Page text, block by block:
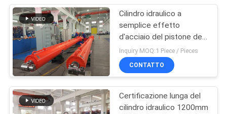
servomotore
idraulico
Cilindro idraulico a
semplice effetto
d'acciaio del pistone del
cilindro idraulico
Inquiry MOQ:1 Piece / Pieces
CONTATTO
Certificazione lunga del
cilindro idraulico 1200mm